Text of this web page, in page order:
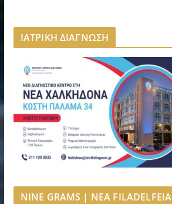
ΙΑΤΡΙΚΗ ΔΙΑΓΝΩΣΗ
NINE GRAMS | NEA FILADELFEIA